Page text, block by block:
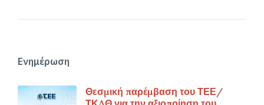
Ενημέρωση
Θεσμική παρέμβαση του ΤΕΕ/